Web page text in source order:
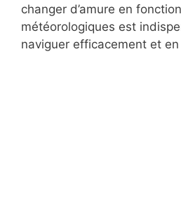
changer d’amure en
météorologiques est
naviguer efficacement et